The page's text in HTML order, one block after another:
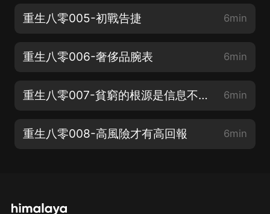
重生八零005-初戰告捷 6min
重生八零006-奢侈品腕表 6min
重生八零007-貧窮的根源是信息不對等 6min
重生八零008-高風險才有高回報 6min